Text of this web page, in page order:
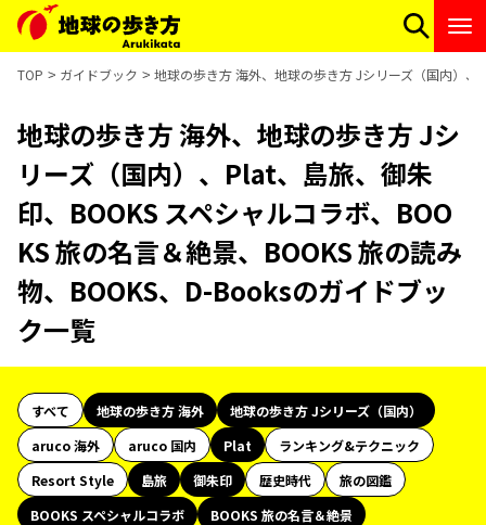
TOP ガイドブック 地球の歩き方 海外、地球の歩き方 Jシリーズ（国内）
地球の歩き方 海外、地球の歩き方 Jシ
リーズ（国内）、Plat、島旅、御朱
印、BOOKS スペシャルコラボ、BOO
KS 旅の名言＆絶景、BOOKS 旅の読み
物、BOOKS、D-Booksのガイドブッ
ク一覧
すべて 地球の歩き方 海外
地球の歩き方 Jシリーズ（国内）
aruco 海外
aruco 国内 Plat
ランキング&テクニック
Resort Style
島旅 御朱印 歴史時代
旅の図鑑
BOOKS スペシャルコラボ
BOOKS 旅の名言＆絶景